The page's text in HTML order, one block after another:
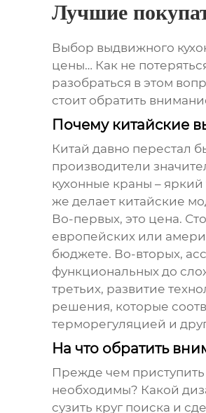
Лучшие
Выбор выдвижного
цены… Как не
разобраться в этом
стоит обратить
Почему китайские
Китай давно перестал
производители
кухонные краны –
же делает китайские
Во-первых, это цена.
европейских или
бюджете. Во-вторых,
функциональных до
третьих, развитие
решения, которые
терморегуляцией и
На что обратить
Прежде чем
необходимы? Какой
сузить круг поиска и